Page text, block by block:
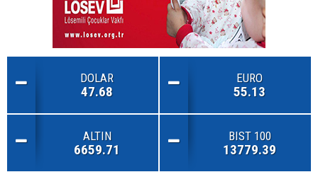
DOLAR
47.68
EURO
55.13
ALTIN
6659.71
BIST 100
13779.39